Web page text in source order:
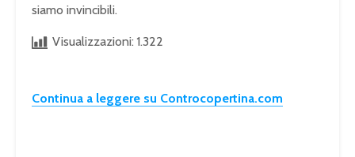
siamo invincibili.
Visualizzazioni: 1.322
Continua a leggere su Controcopertina.com